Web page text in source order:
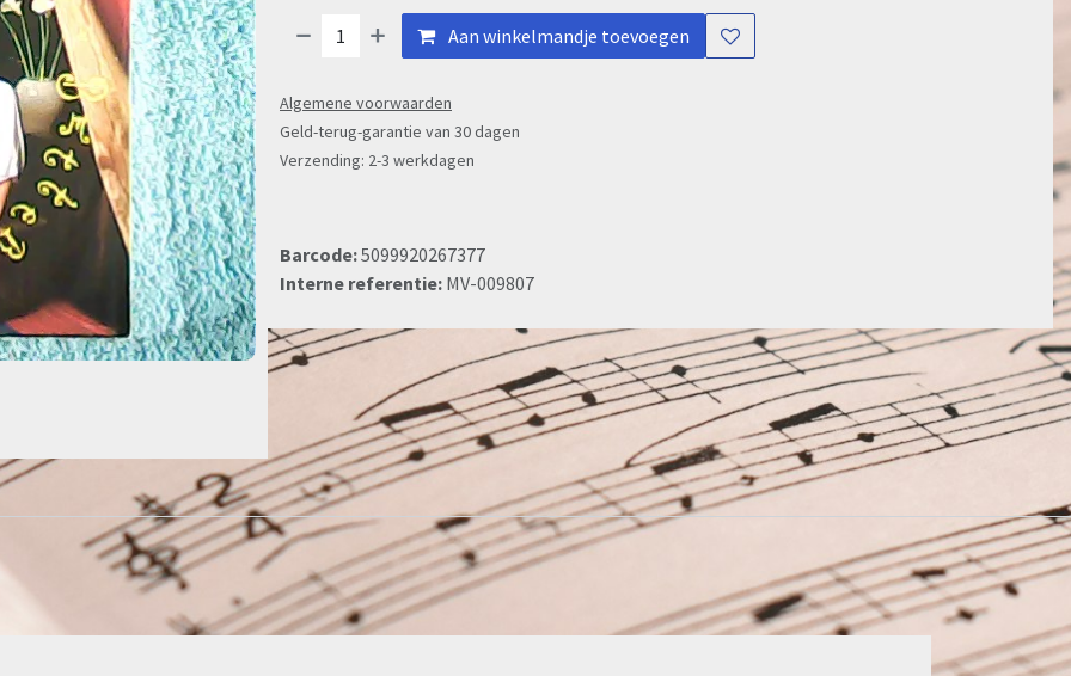
Aan winkelmandje toevoegen
Algemene voorwaarden
Geld-terug-garantie van 30 dagen
Verzending: 2-3 werkdagen
Barcode:5099920267377
Interne referentie: MV-009807